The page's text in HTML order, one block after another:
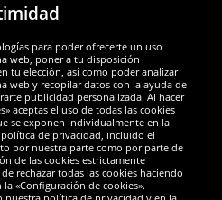
para poder ofrecerte un uso
web, poner a tu disposición
tu elección, así como poder analizar
web y recopilar datos con la ayuda de
publicidad personalizada. Al hacer
aceptas el uso de todas las cookies
se exponen individualmente en la
de privacidad, incluido el
por nuestra parte como por parte de
de las cookies estrictamente
rechazar todas las cookies haciendo
«Configuración de cookies».